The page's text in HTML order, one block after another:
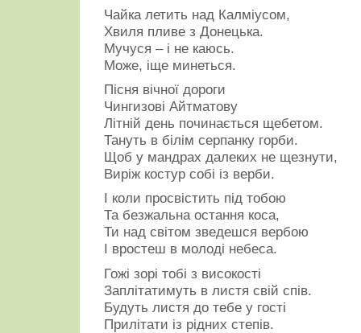
Чайка летить над Калміусом,
Хвиля пливе з Донецька.
Мучуся – і не каюсь.
Може, іще минеться.
Пісня вічної дороги
Чингизові Айтматову
Літній день починається щебетом.
Тануть в білім серпанку горби.
Щоб у мандрах далеких не щезнути,
Виріж костур собі із верби.
І коли просвістить під тобою
Та безжальна остання коса,
Ти над світом зведешся вербою
І вростеш в молоді небеса.
Гожі зорі тобі з високості
Заплітатимуть в листя свій спів.
Будуть листя до тебе у гості
Прилітати із рідних степів.